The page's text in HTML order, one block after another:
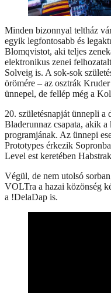
Minden bizonnyal teltház
egyik legfontosabb és
Blomqvistot, aki teljes
elektronikus zenei
Solveig is. A sok-sok
örömére – az osztrák
ünnepel, de fellép még a
20. születésnapját ünnepli a
Bladerunnaz csapata, akik
programjának. Az ünnepi
Prototypes érkezik
Level est keretében
Végül, de nem utolsó
VOLTra a hazai közönség
a !DelaDap is.